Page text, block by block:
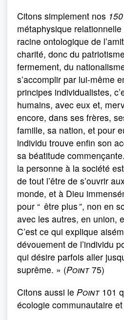
Citons simplement nos
métaphysique
racine ontologique de
charité, donc du
fermement, du
s’accomplir par lui-même
principes individualistes,
humains, avec eux et,
encore, dans ses frères,
famille, sa nation, et pour
individu trouve enfin son
sa béatitude
la personne à la société
de tout l’être de s’ouvrir
monde, et à Dieu
pour “ être plus ”, non en
avec les autres, en union,
C’est ce qui explique
dévouement de l’individu
qui désire parfois aller
suprême. » (Point75)
Citons aussi le Point101
écologie communautaire